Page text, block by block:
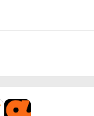
プシーヌさえいなく
シーヌがいなくなっ